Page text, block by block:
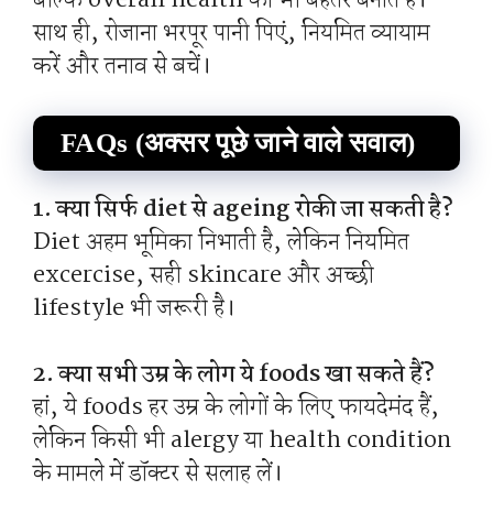
साथ ही, रोजाना भरपूर पानी पिएं, नियमित व्यायाम
करें और तनाव से बचें।
FAQs (अक्सर पूछे जाने वाले सवाल)
1. क्या सिर्फ diet से ageing रोकी जा सकती है?
Diet अहम भूमिका निभाती है, लेकिन नियमित
excercise, सही skincare और अच्छी
lifestyle भी जरूरी है।
2. क्या सभी उम्र के लोग ये foods खा सकते हैं?
हां, ये foods हर उम्र के लोगों के लिए फायदेमंद हैं,
लेकिन किसी भी alergy या health condition
के मामले में डॉक्टर से सलाह लें।